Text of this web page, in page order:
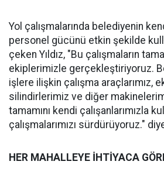
Yol çalışmalarında belediyenin
personel gücünü etkin şekilde
çeken Yıldız, "Bu çalışmaların
ekiplerimizle gerçekleştiriyoruz.
işlere ilişkin çalışma araçlarımız,
silindirlerimiz ve diğer
tamamını kendi çalışanlarımızla
çalışmalarımızı sürdürüyoruz."
HER MAHALLEYE İHTİYACA